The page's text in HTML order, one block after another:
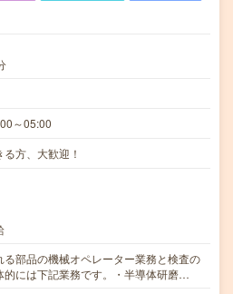
～05:00
方、大歓迎！
る部品の機械オペレーター業務と検査の
的には下記業務です。・半導体研磨…